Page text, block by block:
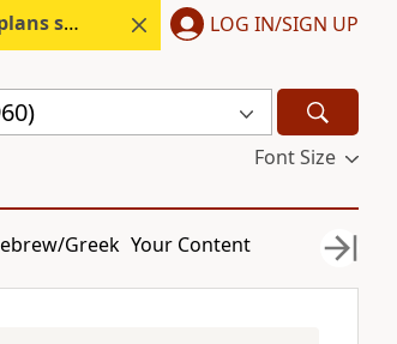
month. LOG IN/SIGN UP
Font Size
Greek Your Content